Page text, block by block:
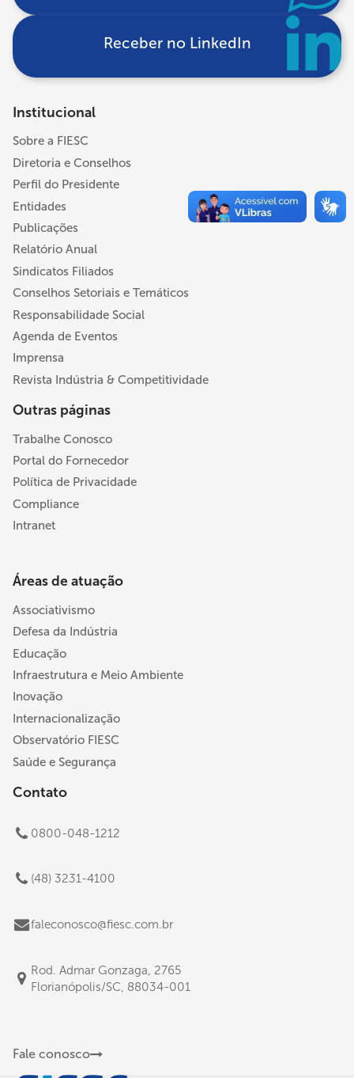
Receber no LinkedIn
Institucional
Sobre a FIESC
Diretoria e Conselhos
Perfil do Presidente
Entidades
Publicações
Relatório Anual
Sindicatos Filiados
Conselhos Setoriais e Temáticos
Responsabilidade Social
Agenda de Eventos
Imprensa
Revista Indústria & Competitividade
Outras páginas
Trabalhe Conosco
Portal do Fornecedor
Política de Privacidade
Compliance
Intranet
Áreas de atuação
Associativismo
Defesa da Indústria
Educação
Infraestrutura e Meio Ambiente
Inovação
Internacionalização
Observatório FIESC
Saúde e Segurança
Contato
0800-048-1212
(48) 3231-4100
faleconosco@fiesc.com.br
Rod. Admar Gonzaga, 2765
Florianópolis/SC, 88034-001
Fale conosco